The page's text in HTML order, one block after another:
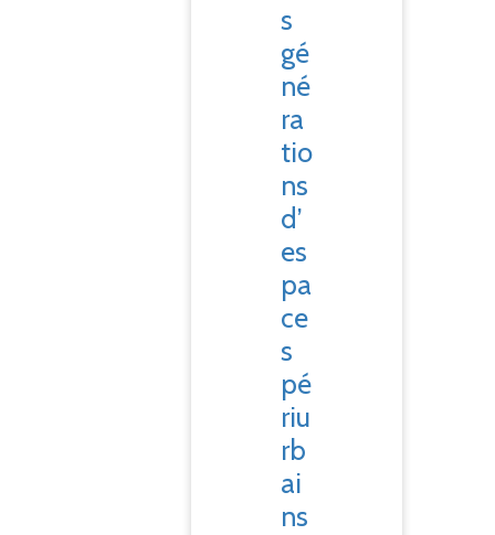
s
gé
né
ra
tio
ns
d’
es
pa
ce
s
pé
riu
rb
ai
ns